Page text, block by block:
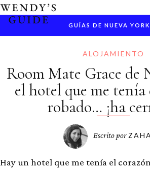
Ir
contenido
GUÍAS DE NUEVA
ALOJAMIENTO
Room Mate Grace de
el hotel que me tenía
robado… ¡ha
Escrito por
Hay un hotel que me tenía el